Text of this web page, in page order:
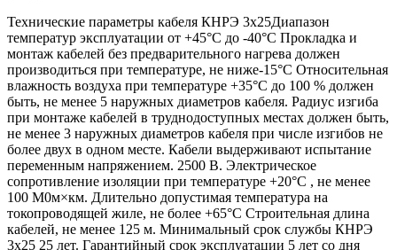
Технические параметры кабеля КНРЭ 3х25Диапазон
температур эксплуатации от +45°С до -40°С Прокладка и
монтаж кабелей без предварительного нагрева должен
производиться при температуре, не ниже-15°С Относительная
влажность воздуха при температуре +35°С до 100 % должен
быть, не менее 5 наружных диаметров кабеля. Радиус изгиба
при монтаже кабелей в труднодоступных местах должен быть,
не менее 3 наружных диаметров кабеля при числе изгибов не
более двух в одном месте. Кабели выдерживают испытание
переменным напряжением. 2500 В. Электрическое
сопротивление изоляции при температуре +20°С , не менее
100 М0м×км. Длительно допустимая температура на
токопроводящей жиле, не более +65°С Строительная длина
кабелей, не менее 125 м. Минимальный срок службы КНРЭ
3х25 25 лет. Гарантийный срок эксплуатации 5 лет со дня